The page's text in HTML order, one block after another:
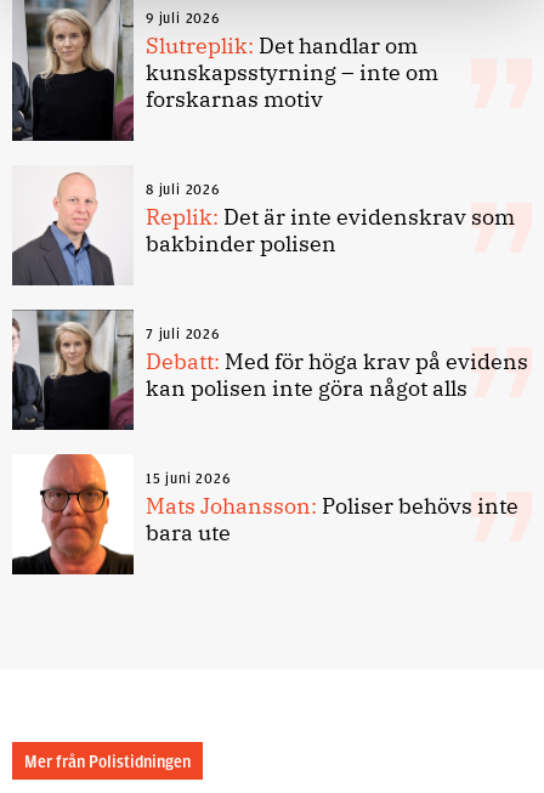
9 juli 2026
Slutreplik: Det handlar om
kunskapsstyrning – inte om
forskarnas motiv
8 juli 2026
Replik: Det är inte evidenskrav som
bakbinder polisen
7 juli 2026
Debatt: Med för höga krav på evidens
kan polisen inte göra något alls
15 juni 2026
Mats Johansson: Poliser behövs inte
bara ute
Mer från Polistidningen